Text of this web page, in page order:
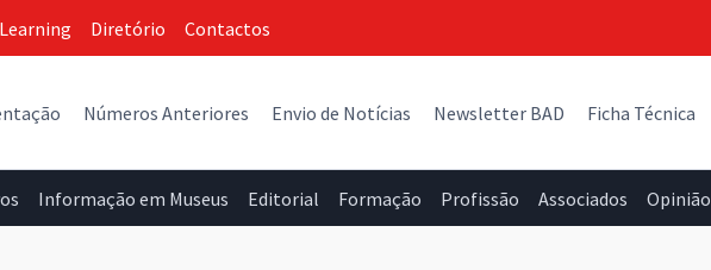
Diretório Contactos
Números Anteriores Envio de Notícias Newsletter BAD Ficha Técnica
Informação em Museus Editorial Formação Profissão Associados Opinião